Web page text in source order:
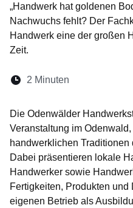
„Handwerk hat goldenen
Nachwuchs fehlt? Der
Handwerk eine der großen
Zeit.
Lesedauer:
2 Minuten
Die Odenwälder
Veranstaltung im
handwerklichen
Dabei präsentieren lokale
Handwerker sowie
Fertigkeiten, Produkten
eigenen Betrieb als